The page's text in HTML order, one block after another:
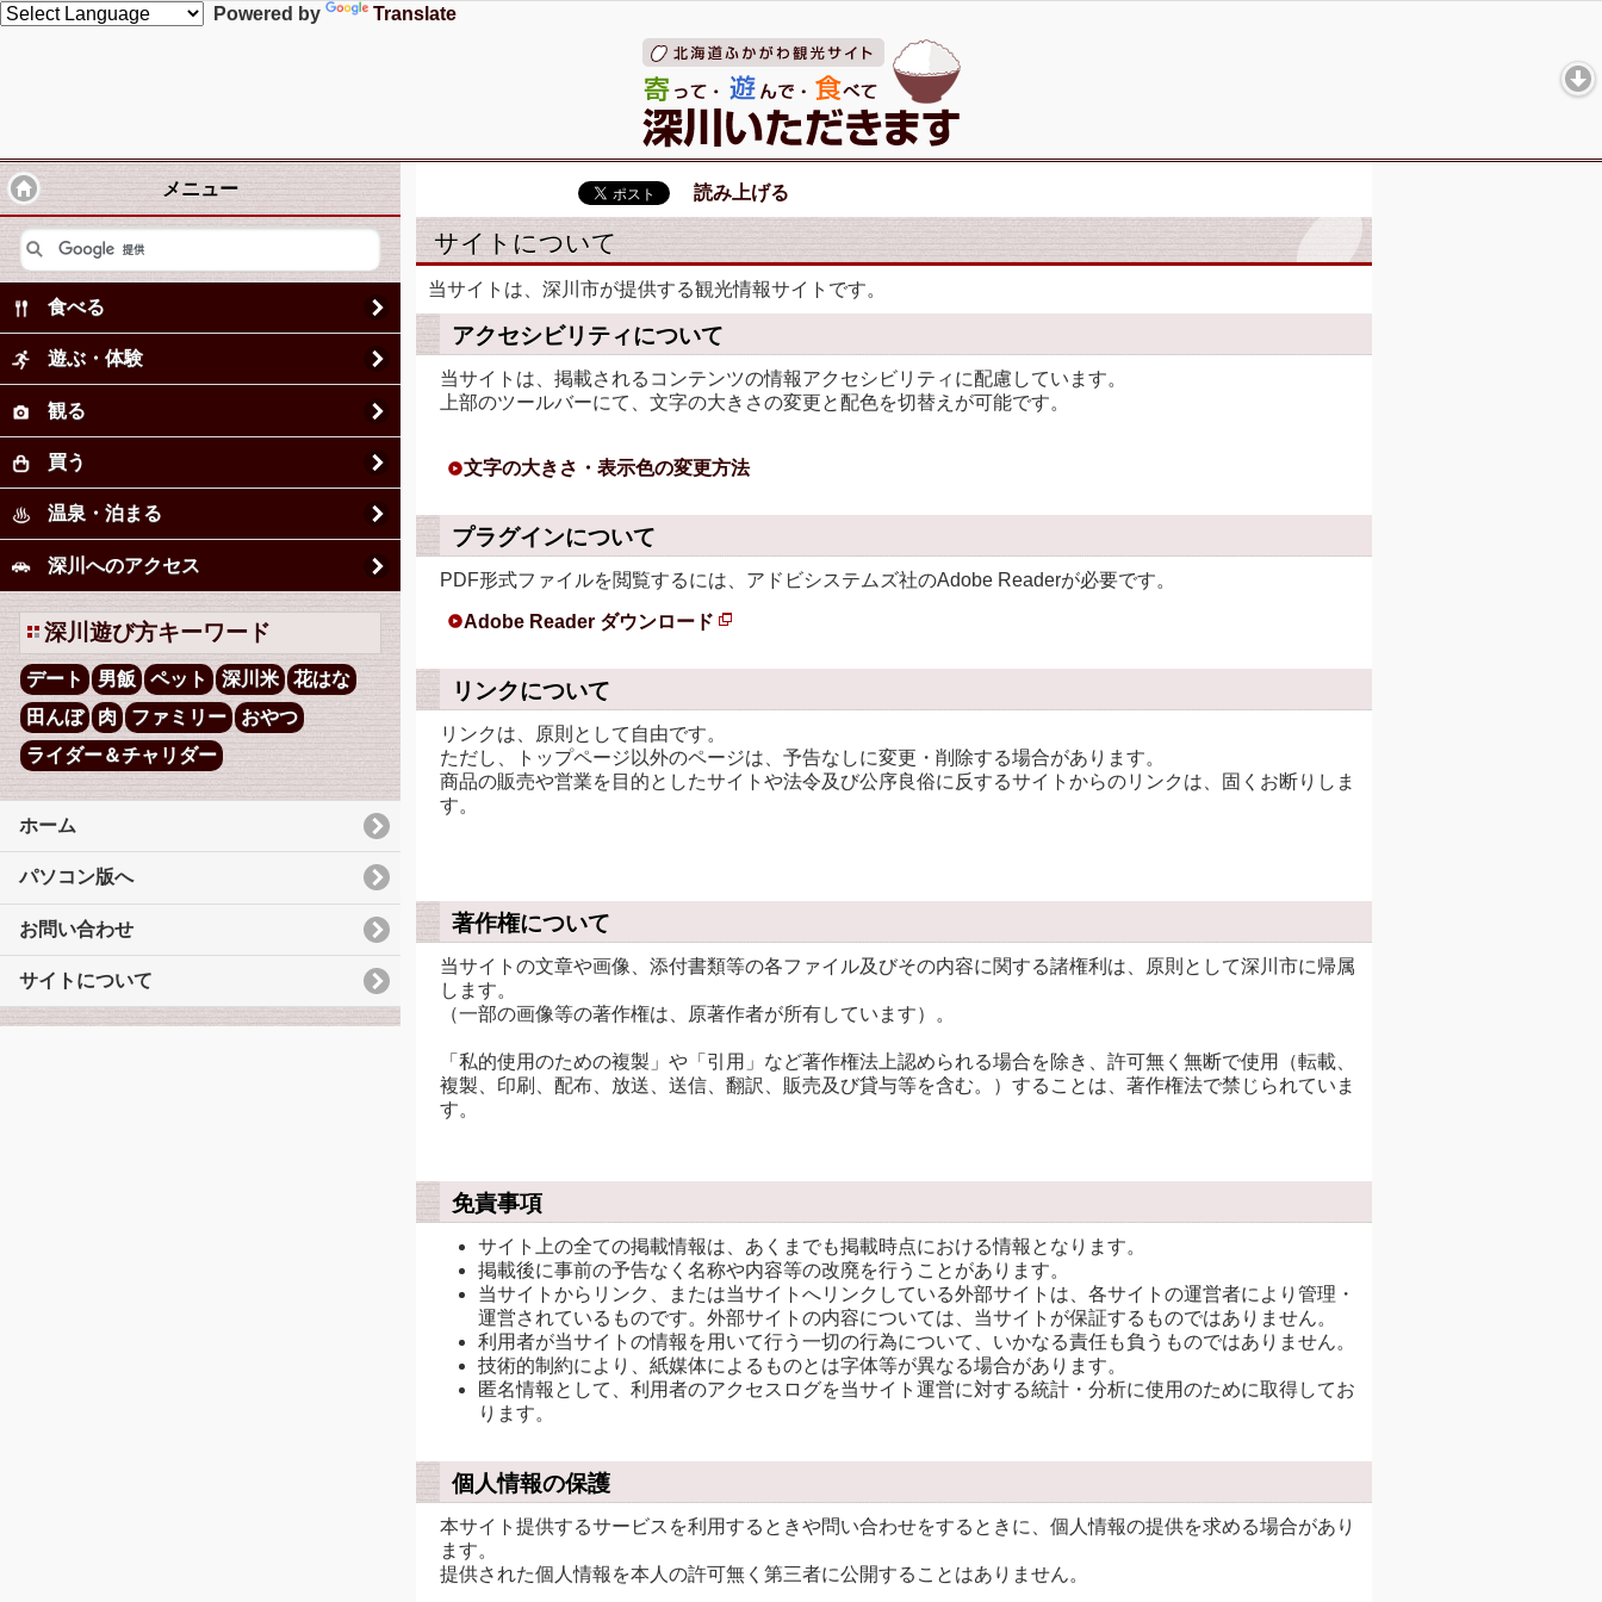
Powered by Translate
読み上げる
サイトについて
当サイトは、深川市が提供する観光情報サイトです。
アクセシビリティについて
当サイトは、掲載されるコンテンツの情報アクセシビリティに配慮しています。
上部のツールバーにて、文字の大きさの変更と配色を切替えが可能です。
文字の大きさ・表示色の変更方法
プラグインについて
PDF形式ファイルを閲覧するには、アドビシステムズ社のAdobe Readerが必要です。
Adobe Reader ダウンロード
ペ
ジ
す
リンクについて
リンクは、原則として自由です。
ただし、トップページ以外のページは、予告なしに変更・削除する場合があります。
商品の販売や営業を目的としたサイトや法令及び公序良俗に反するサイトからのリンクは、固くお断りしま
す。
著作権について
当サイトの文章や画像、添付書類等の各ファイル及びその内容に関する諸権利は、原則として深川市に帰属
します。
（一部の画像等の著作権は、原著作者が所有しています）。
「私的使用のための複製」や「引用」など著作権法上認められる場合を除き、許可無く無断で使用（転載、
複製、印刷、配布、放送、送信、翻訳、販売及び貸与等を含む。）することは、著作権法で禁じられていま
す。
免責事項
サイト上の全ての掲載情報は、あくまでも掲載時点における情報となります。
掲載後に事前の予告なく名称や内容等の改廃を行うことがあります。
当サイトからリンク、または当サイトへリンクしている外部サイトは、各サイトの運営者により管理・
運営されているものです。外部サイトの内容については、当サイトが保証するものではありません。
利用者が当サイトの情報を用いて行う一切の行為について、いかなる責任も負うものではありません。
技術的制約により、紙媒体によるものとは字体等が異なる場合があります。
匿名情報として、利用者のアクセスログを当サイト運営に対する統計・分析に使用のために取得してお
ります。
個人情報の保護
本サイト提供するサービスを利用するときや問い合わせをするときに、個人情報の提供を求める場合があり
ます。
提供された個人情報を本人の許可無く第三者に公開することはありません。
メニュー
食べる
遊ぶ・体験
観る
買う
温泉・泊まる
深川へのアクセス
深川遊び方キーワード
デート 男飯 ペット 深川米
花はな
田んぼ
肉 ファミリー
おやつ
ライダー＆チャリダー
ホーム
パソコン版へ
お問い合わせ
サイトについて